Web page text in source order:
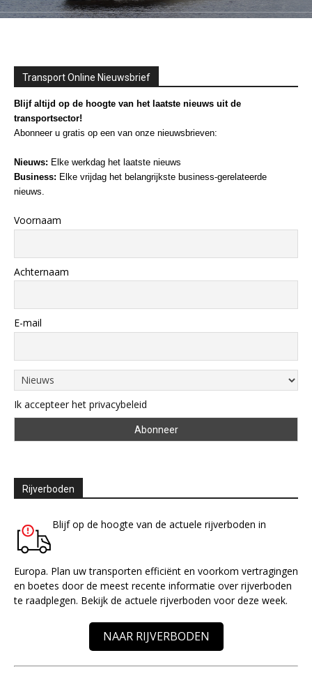
Transport Online Nieuwsbrief
Blijf altijd op de hoogte van het laatste nieuws uit de
transportsector!
Abonneer u gratis op een van onze nieuwsbrieven:
Nieuws: Elke werkdag het laatste nieuws
Business: Elke vrijdag het belangrijkste business-gerelateerde
nieuws.
Voornaam
Achternaam
E-mail
Ik accepteer het privacybeleid
Rijverboden
Blijf op de hoogte van de actuele rijverboden in
Europa. Plan uw transporten efficiënt en voorkom vertragingen
en boetes door de meest recente informatie over rijverboden
te raadplegen. Bekijk de actuele rijverboden voor deze week.
NAAR RIJVERBODEN